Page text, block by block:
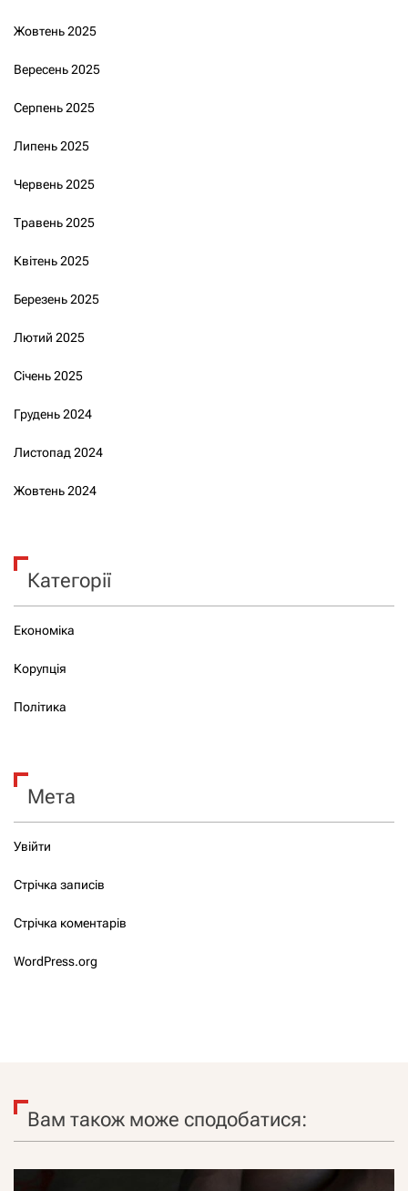
Жовтень 2025
Вересень 2025
Серпень 2025
Липень 2025
Червень 2025
Травень 2025
Квітень 2025
Березень 2025
Лютий 2025
Січень 2025
Грудень 2024
Листопад 2024
Жовтень 2024
Категорії
Економіка
Корупція
Політика
Мета
Увійти
Стрічка записів
Стрічка коментарів
WordPress.org
Вам також може сподобатися: